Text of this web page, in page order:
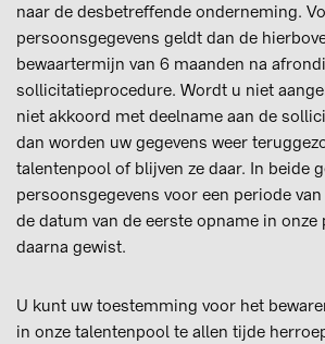
naar de desbetreffende onderneming.
persoonsgegevens geldt dan de
bewaartermijn van 6 maanden na
sollicitatieprocedure. Wordt u niet
niet akkoord met deelname aan de
dan worden uw gegevens weer
talentenpool of blijven ze daar. In beide
persoonsgegevens voor een periode
de datum van de eerste opname in onze
daarna gewist.
U kunt uw toestemming voor het
in onze talentenpool te allen tijde